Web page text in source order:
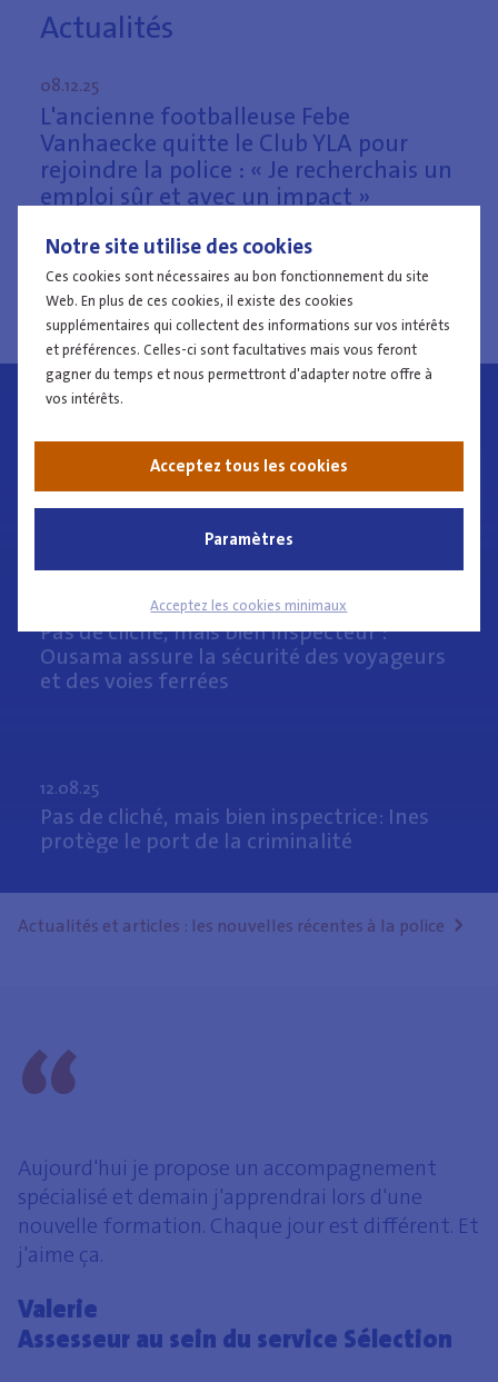
Notre site utilise des cookies
Ces cookies sont nécessaires au bon fonctionnement du site
Web. En plus de ces cookies, il existe des cookies
supplémentaires qui collectent des informations sur vos intérêts
et préférences. Celles-ci sont facultatives mais vous feront
gagner du temps et nous permettront d'adapter notre offre à
vos intérêts.
Acceptez tous les cookies
Paramètres
Acceptez les cookies minimaux
L'ancienne footballeuse Febe Vanhaecke
quitte le Club YLA pour rejoindre la police :
« Je recherchais un emploi sûr et avec un
Pas de cliché, mais bien inspecteur :
Ousama assure la sécurité des voyageurs
et des voies ferrées
12.08.25
Pas de cliché, mais bien inspectrice: Ines
protège le port de la criminalité
Actualités et articles : les nouvelles récentes à la police
Actualités
08.12.25
L'ancienne footballeuse Febe
Vanhaecke quitte le Club YLA pour
rejoindre la police : « Je recherchais un
emploi sûr et avec un impact »
Plus d'informations
Plus d'informations
Plus d'informations
Aujourd'hui je propose un accompagnement
spécialisé et demain j'apprendrai lors d'une
nouvelle formation. Chaque jour est différent. Et
j'aime ça.
Valerie
Assesseur au sein du service Sélection